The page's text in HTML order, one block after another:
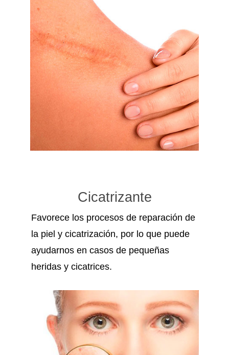
Cicatrizante
Favorece los procesos de reparación de
la piel y cicatrización, por lo que puede
ayudarnos en casos de pequeñas
heridas y cicatrices.